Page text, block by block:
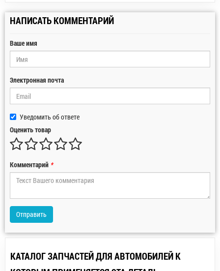
НАПИСАТЬ КОММЕНТАРИЙ
Ваше имя
Электронная почта
Уведомить об ответе
Оценить товар
Комментарий *
Отправить
КАТАЛОГ ЗАПЧАСТЕЙ ДЛЯ АВТОМОБИЛЕЙ К